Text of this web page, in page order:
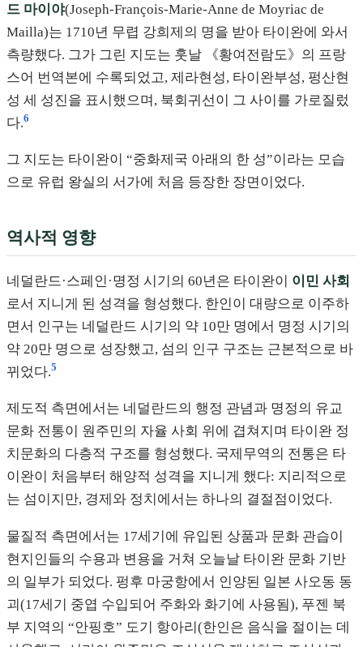
드 마이야(Joseph-François-Marie-Anne de Moyriac de
Mailla)는 1710년 무렵 강희제의 명을 받아 타이완에 와서
측량했다. 그가 그린 지도는 훗날 《황여전람도》의 프랑
스어 번역본에 수록되었고, 제라현성, 타이완부성, 펑산현
성 세 성진을 표시했으며, 북회귀선이 그 사이를 가로질렀
다.6
그 지도는 타이완이 “중화제국 아래의 한 성”이라는 모습
으로 유럽 왕실의 서가에 처음 등장한 장면이었다.
역사적 영향
네덜란드·스페인·명정 시기의 60년은 타이완이 이민 사회
로서 지니게 된 성격을 형성했다. 한인이 대량으로 이주하
면서 인구는 네덜란드 시기의 약 10만 명에서 명정 시기의
약 20만 명으로 성장했고, 섬의 인구 구조는 근본적으로 바
뀌었다.5
제도적 측면에서는 네덜란드의 행정 관념과 명정의 유교
문화 전통이 원주민의 자율 사회 위에 겹쳐지며 타이완 정
치문화의 다층적 구조를 형성했다. 국제무역의 전통은 타
이완이 처음부터 해양적 성격을 지니게 했다: 지리적으로
는 섬이지만, 경제와 정치에서는 하나의 결절점이었다.
물질적 측면에서는 17세기에 유입된 상품과 문화 관습이
현지인들의 수용과 변용을 거쳐 오늘날 타이완 문화 기반
의 일부가 되었다. 펑후 마궁항에서 인양된 일본 사오동 동
괴(17세기 중엽 수입되어 주화와 화기에 사용됨), 푸젠 북
부 지역의 “안핑호” 도기 항아리(한인은 음식을 절이는 데